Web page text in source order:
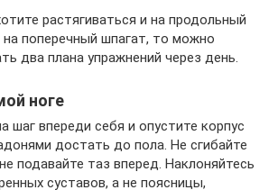
растягиваться и на продольный
на поперечный шпагат, то можно
два плана упражнений через день.
ноге
шаг впереди себя и опустите корпус
достать до пола. Не сгибайте
подавайте таз вперед. Наклоняйтесь
суставов, а не поясницы,